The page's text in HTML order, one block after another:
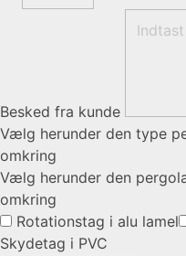
Besked fra kunde
Vælg herunder den type
omkring
Vælg herunder den
omkring
Rotationstag i alu lamel
Skydetag i PVC